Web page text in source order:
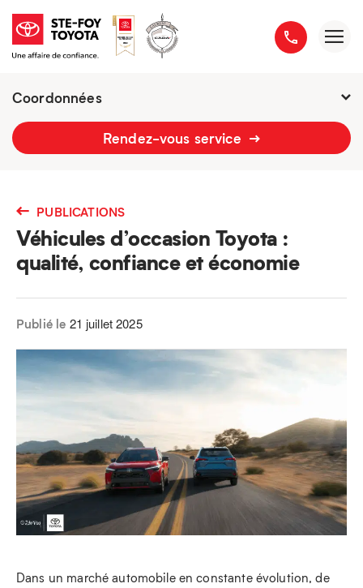
Coordonnées
2777 boulevard du Versant-Nord
Rendez-vous service
PUBLICATIONS
Véhicules d’occasion Toyota :
qualité, confiance et économie
Publié le 21 juillet 2025
Dans un marché automobile en constante évolution, de